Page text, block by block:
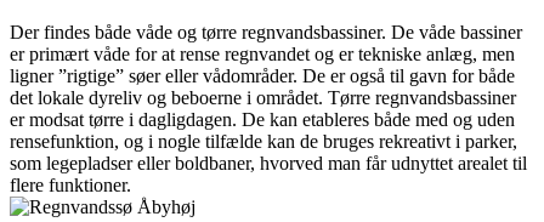
Der findes både våde og tørre regnvandsbassiner. De våde bassiner
er primært våde for at rense regnvandet og er tekniske anlæg, men
ligner ”rigtige” søer eller vådområder. De er også til gavn for både
det lokale dyreliv og beboerne i området. Tørre regnvandsbassiner
er modsat tørre i dagligdagen. De kan etableres både med og uden
rensefunktion, og i nogle tilfælde kan de bruges rekreativt i parker,
som legepladser eller boldbaner, hvorved man får udnyttet arealet til
flere funktioner.